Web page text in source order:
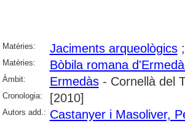
Matèries: Jaciments arqueològics
Matèries: Bòbila romana
Àmbit: Ermedàs- Cornellà del
Cronologia: [2010]
Autors add.: Castanyer i Masoliver,